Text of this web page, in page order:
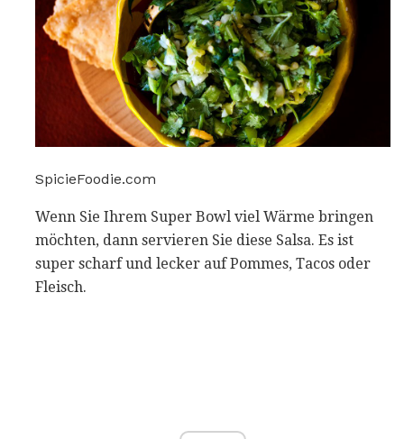
SpicieFoodie.com
Wenn Sie Ihrem Super Bowl viel Wärme bringen
möchten, dann servieren Sie diese Salsa. Es ist
super scharf und lecker auf Pommes, Tacos oder
Fleisch.